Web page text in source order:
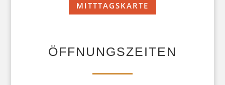
MITTTAGSKARTE
ÖFFNUNGSZEITEN